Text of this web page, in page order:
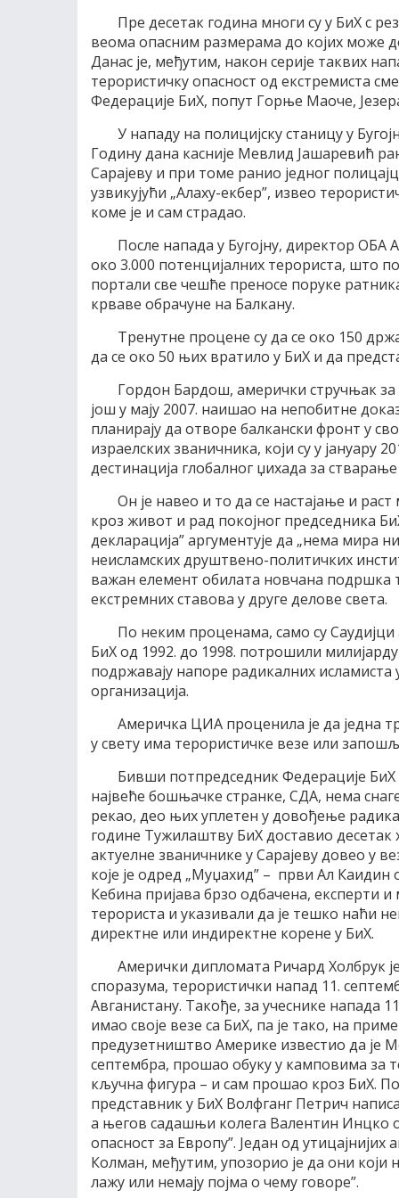
Пре десетак година многи су у БиХ с
веома опасним размерама до којих може
Данас је, међутим, након серије таквих
терористичку опасност од екстремиста
Федерације БиХ, попут Горње Маоче,
У нападу на полицијску станицу у
Годину дана касније Мевлид Јашаревић
Сарајеву и при томе ранио једног
узвикујући „Алаху-екбер”, извео
коме је и сам страдао.
После напада у Бугојну, директор ОБА
око 3.000 потенцијалних терориста, што
портали све чешће преносе поруке
крваве обрачуне на Балкану.
Тренутне процене су да се око 150
да се око 50 њих вратило у БиХ и да
Гордон Бардош, амерички стручњак за
још у мају 2007. наишао на непобитне
планирају да отворе балкански фронт у
израелских званичника, који су у јануару
дестинација глобалног џихада за
Он је навео и то да се настајање и
кроз живот и рад покојног председника
декларација” аргументује да „нема мира
неисламских друштвено-политичких
важан елемент обилата новчана подршка
екстремних ставова у друге делове света.
По неким проценама, само су
БиХ од 1992. до 1998. потрошили
подржавају напоре радикалних
организација.
Америчка ЦИА проценила је да једна
у свету има терористичке везе или
Бивши потпредседник Федерације
највеће бошњачке странке, СДА, нема
рекао, део њих уплетен у довођење
године Тужилаштву БиХ доставио
актуелне званичнике у Сарајеву довео у
које је одред „Муџахид” – први Ал
Кебина пријава брзо одбачена, експерти и
терориста и указивали да је тешко наћи
директне или индиректне корене у БиХ.
Амерички дипломата Ричард Холбрук
споразума, терористички напад 11.
Авганистану. Такође, за учеснике напада
имао своје везе са БиХ, па је тако, на
предузетништво Америке известио да је
септембра, прошао обуку у камповима за
кључна фигура – и сам прошао кроз БиХ.
представник у БиХ Волфганг Петрич
а његов садашњи колега Валентин Инцко
опасност за Европу”. Један од
Колман, међутим, упозорио је да они који
лажу или немају појма о чему говоре”.